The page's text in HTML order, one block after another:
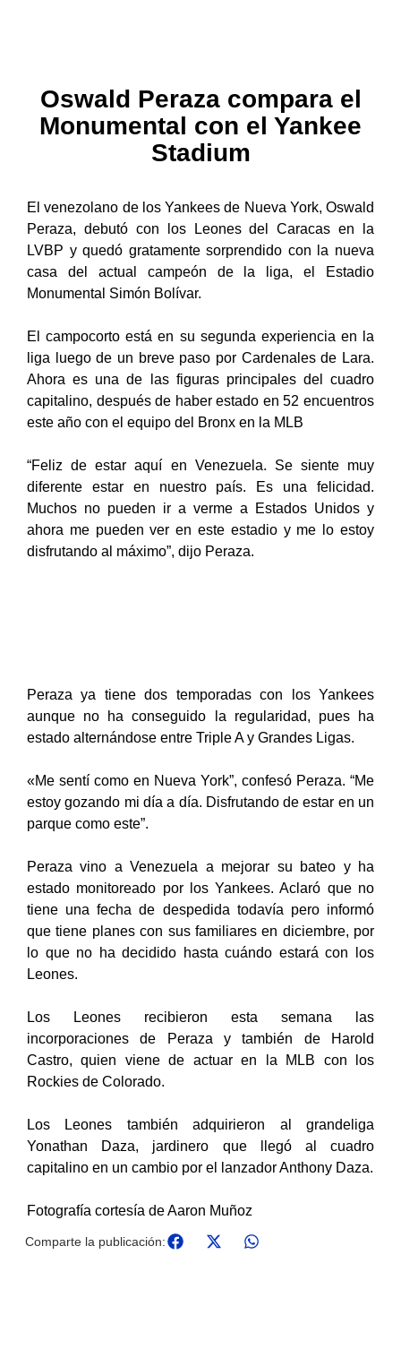
Oswald Peraza compara el
Monumental con el Yankee
Stadium
El venezolano de los Yankees de Nueva York, Oswald
Peraza, debutó con los Leones del Caracas en la
LVBP y quedó gratamente sorprendido con la nueva
casa del actual campeón de la liga, el Estadio
Monumental Simón Bolívar.
El campocorto está en su segunda experiencia en la
liga luego de un breve paso por Cardenales de Lara.
Ahora es una de las figuras principales del cuadro
capitalino, después de haber estado en 52 encuentros
este año con el equipo del Bronx en la MLB
“Feliz de estar aquí en Venezuela. Se siente muy
diferente estar en nuestro país. Es una felicidad.
Muchos no pueden ir a verme a Estados Unidos y
ahora me pueden ver en este estadio y me lo estoy
disfrutando al máximo”, dijo Peraza.
Peraza ya tiene dos temporadas con los Yankees
aunque no ha conseguido la regularidad, pues ha
estado alternándose entre Triple A y Grandes Ligas.
«Me sentí como en Nueva York”, confesó Peraza. “Me
estoy gozando mi día a día. Disfrutando de estar en un
parque como este”.
Peraza vino a Venezuela a mejorar su bateo y ha
estado monitoreado por los Yankees. Aclaró que no
tiene una fecha de despedida todavía pero informó
que tiene planes con sus familiares en diciembre, por
lo que no ha decidido hasta cuándo estará con los
Leones.
Los Leones recibieron esta semana las
incorporaciones de Peraza y también de Harold
Castro, quien viene de actuar en la MLB con los
Rockies de Colorado.
Los Leones también adquirieron al grandeliga
Yonathan Daza, jardinero que llegó al cuadro
capitalino en un cambio por el lanzador Anthony Daza.
Fotografía cortesía de Aaron Muñoz
Comparte la publicación: